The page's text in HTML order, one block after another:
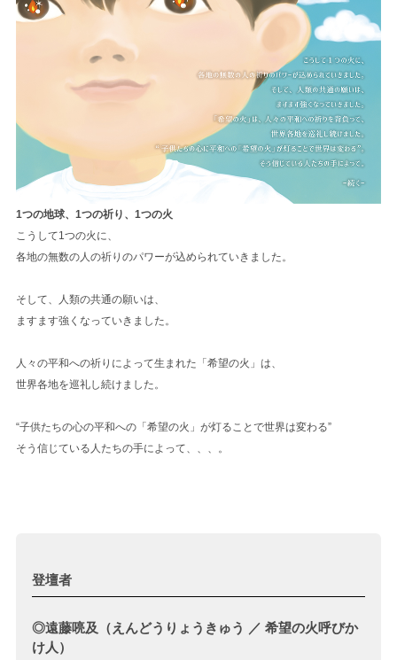
1つの地球、1つの祈り、1つの火
こうして1つの火に、
各地の無数の人の祈りのパワーが込められていきました。
そして、人類の共通の願いは、
ますます強くなっていきました。
人々の平和への祈りによって生まれた「希望の火」は、
世界各地を巡礼し続けました。
“子供たちの心の平和への「希望の火」が灯ることで世界は変わる”
そう信じている人たちの手によって、、、。
登壇者
◎遠藤喨及（えんどうりょうきゅう ／ 希望の火呼びか
け人）